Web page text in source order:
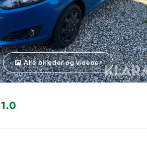
Alle billeder og videoer